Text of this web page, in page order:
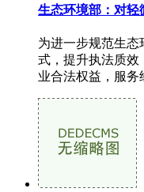
生态环境部：对轻
为进一步规范生
式，提升执法质效
业合法权益，服务